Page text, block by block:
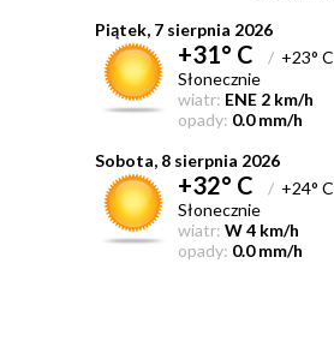
Piątek, 7 sierpnia 2026
+31° C /+23° C
Słonecznie
wiatr: ENE 2 km/h
opady: 0.0 mm/h
Sobota, 8 sierpnia 2026
+32° C /+24° C
Słonecznie
wiatr: W 4 km/h
opady: 0.0 mm/h